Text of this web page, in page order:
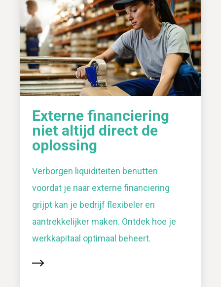
Externe financiering
niet altijd direct de
oplossing
Verborgen liquiditeiten benutten
voordat je naar externe financiering
grijpt kan je bedrijf flexibeler en
aantrekkelijker maken. Ontdek hoe je
werkkapitaal optimaal beheert.